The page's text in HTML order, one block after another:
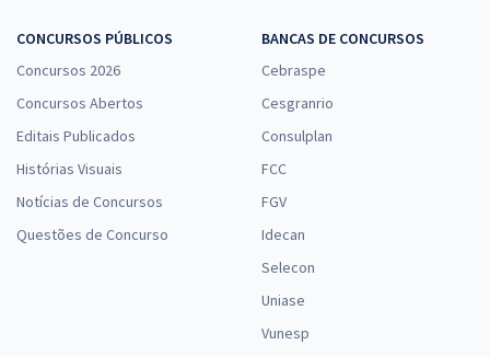
CONCURSOS PÚBLICOS
Concursos 2026
Concursos Abertos
Editais Publicados
Histórias Visuais
Notícias de Concursos
Questões de Concurso
BANCAS DE CONCURSOS
Cebraspe
Cesgranrio
Consulplan
FCC
FGV
Idecan
Selecon
Uniase
Vunesp